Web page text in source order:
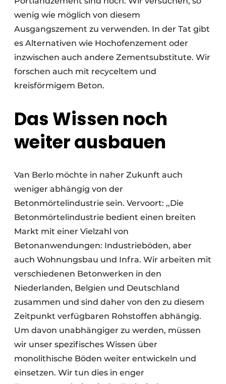
wenig wie möglich von diesem
Ausgangszement zu verwenden. In der Tat gibt
es Alternativen wie Hochofenzement oder
inzwischen auch andere Zementsubstitute. Wir
forschen auch mit recyceltem und
kreisförmigem Beton.
Das Wissen noch
weiter ausbauen
Van Berlo möchte in naher Zukunft auch
weniger abhängig von der
Betonmörtelindustrie sein. Vervoort: ,,Die
Betonmörtelindustrie bedient einen breiten
Markt mit einer Vielzahl von
Betonanwendungen: Industrieböden, aber
auch Wohnungsbau und Infra. Wir arbeiten mit
verschiedenen Betonwerken in den
Niederlanden, Belgien und Deutschland
zusammen und sind daher von den zu diesem
Zeitpunkt verfügbaren Rohstoffen abhängig.
Um davon unabhängiger zu werden, müssen
wir unser spezifisches Wissen über
monolithische Böden weiter entwickeln und
einsetzen. Wir tun dies in enger